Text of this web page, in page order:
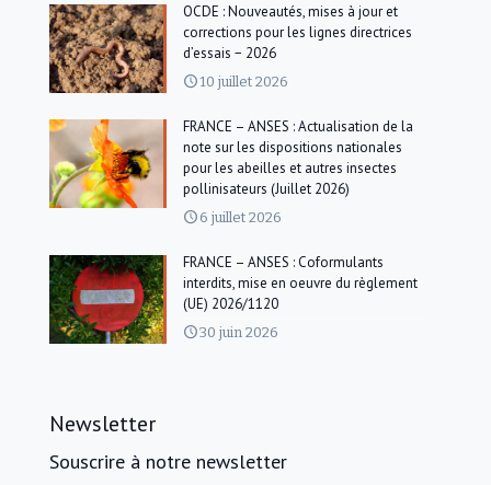
OCDE : Nouveautés, mises à jour et
corrections pour les lignes directrices
d’essais − 2026
10 juillet 2026
FRANCE – ANSES : Actualisation de la
note sur les dispositions nationales
pour les abeilles et autres insectes
pollinisateurs (Juillet 2026)
6 juillet 2026
FRANCE – ANSES : Coformulants
interdits, mise en oeuvre du règlement
(UE) 2026/1120
30 juin 2026
Newsletter
Souscrire à notre newsletter